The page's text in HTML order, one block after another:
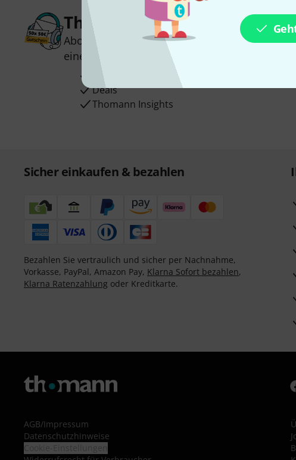
Thomann Newsletter
Abonniere den Thomann Newsletter und
einen von
50 Gutscheinen
Inspirierende Beiträge
Deals
Thomann Insights
Sicher einkaufen & bezahlen
Bezahlen Sie vertraulich und sicher per Nachnahme,
Vorkasse, PayPal, Amazon Pay, Klarna Sofort bezahlen,
Klarna Ratenzahlung oder Kreditkarte.
AGB/Impressum
Datenschutzhinweise